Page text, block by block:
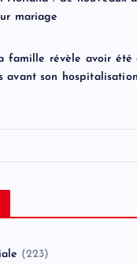
mariage
famille révèle avoir été
avant son hospitalisation
(223)